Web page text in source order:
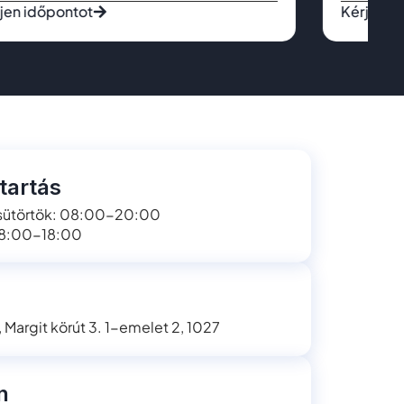
időpontot Kérjen
08:00-20:00
18:00
körút 3. 1-emelet 2, 1027